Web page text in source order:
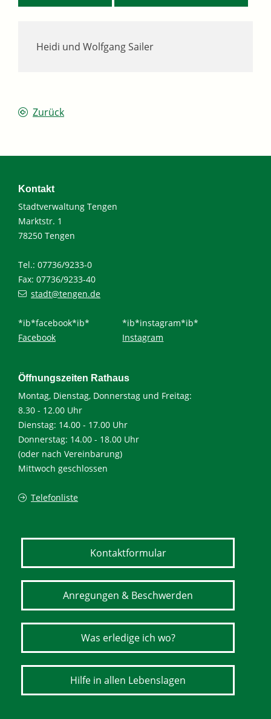
Heidi und WolfgangSailer
Zurück
Kontakt
Stadtverwaltung Tengen
Marktstr. 1
78250 Tengen
Tel.: 07736/9233-0
Fax: 07736/9233-40
stadt@tengen.de
*ib*facebook*ib*
Facebook
*ib*instagram*ib*
Instagram
Öffnungszeiten Rathaus
Montag, Dienstag, Donnerstag und Freitag:
8.30 - 12.00 Uhr
Dienstag: 14.00 - 17.00 Uhr
Donnerstag: 14.00 - 18.00 Uhr
(oder nach Vereinbarung)
Mittwoch geschlossen
Telefonliste
Kontaktformular
Anregungen & Beschwerden
Was erledige ich wo?
Hilfe in allen Lebenslagen